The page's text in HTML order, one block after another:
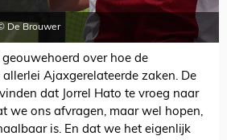
De Brouwer
over hoe de
Ajaxgerelateerde zaken. De
dat Jorrel Hato te vroeg naar
we ons afvragen, maar wel hopen,
is. En dat we het eigenlijk